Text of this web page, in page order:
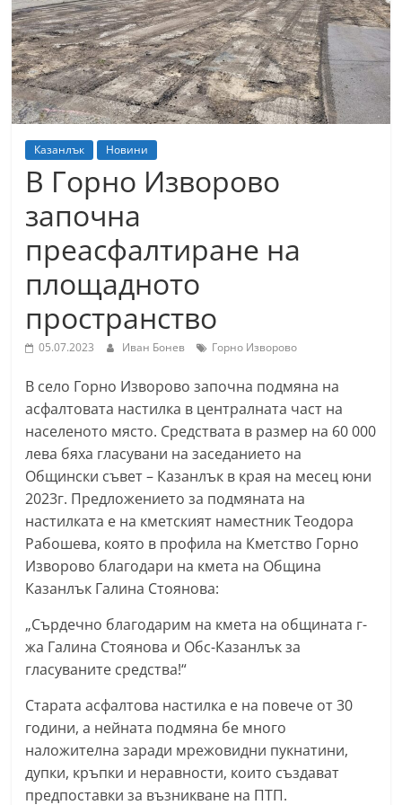
т
К
а
з
а
н
ъ
к
и
о
б
л
а
т
С
а
р
а
З
а
г
о
р
а
k
a
z
a
Казанлък Новини
В Горно Изворово
започна
преасфалтиране на
площадното
пространство
05.07.2023 Иван Бонев Горно Изворово
В село Горно Изворово започна подмяна на
асфалтовата настилка в централната част на
населеното място. Средствата в размер на 60 000
лева бяха гласувани на заседанието на
Общински съвет – Казанлък в края на месец юни
2023г. Предложението за подмяната на
настилката е на кметският наместник Теодора
Рабошева, която в профила на Кметство Горно
Изворово благодари на кмета на Община
Казанлък Галина Стоянова:
„Сърдечно благодарим на кмета на общината г-
жа Галина Стоянова и Обс-Казанлък за
гласуваните средства!“
Старата асфалтова настилка е на повече от 30
години, а нейната подмяна бе много
наложителна заради мрежовидни пукнатини,
дупки, кръпки и неравности, които създават
предпоставки за възникване на ПТП.